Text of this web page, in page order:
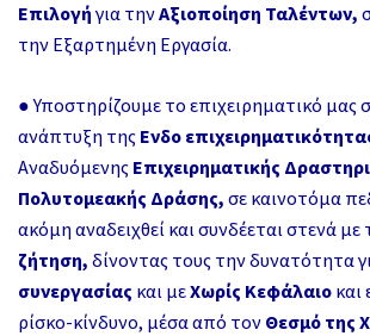
Επιλογήγια τηνΑξιοποίηση Ταλέντων,
την Εξαρτημένη Εργασία.
● Υποστηρίζουμε το επιχειρηματικό μας
ανάπτυξη της Ενδο
Αναδυόμενης Επιχειρηματικής
Πολυτομεακής Δράσης, σε καινοτόμα
ακόμη αναδειχθεί και συνδέεται στενά με
ζήτηση, δίνοντας τους την δυνατότητα
συνεργασίας και μεΧωρίς Κεφάλαιο και
ρίσκο-κίνδυνο, μέσα από τον Θεσμό της